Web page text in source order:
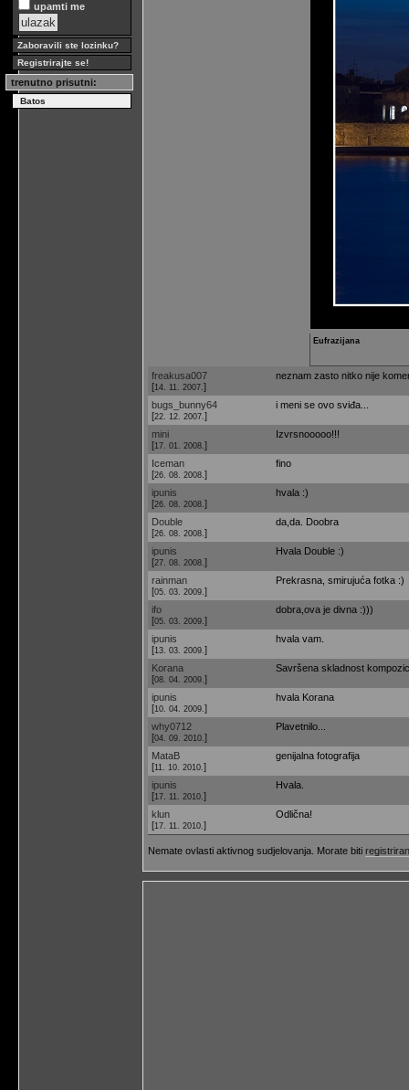
upamti me
Zaboravili ste lozinku?
Registrirajte se!
trenutno prisutni:
Batos
Eufrazijana
freakusa007
[14. 11. 2007. ]
neznam zasto nitko nije
bugs_bunny64
[22. 12. 2007. ]
i meni se ovo sviđa...
mini
[17. 01. 2008. ]
Izvrsnooooo!!!
Iceman
[26. 08. 2008. ]
fino
ipunis
[26. 08. 2008. ]
hvala :)
Double
[26. 08. 2008. ]
da,da. Doobra
ipunis
[27. 08. 2008. ]
Hvala Double :)
rainman
[05. 03. 2009. ]
Prekrasna, smirujuća fotka :)
ifo
[05. 03. 2009. ]
dobra,ova je divna :)))
ipunis
[13. 03. 2009. ]
hvala vam.
Korana
[08. 04. 2009. ]
Savršena skladnost
ipunis
[10. 04. 2009. ]
hvala Korana
why0712
[04. 09. 2010. ]
Plavetnilo...
MataB
[11. 10. 2010. ]
genijalna fotografija
ipunis
[17. 11. 2010. ]
Hvala.
klun
[17. 11. 2010. ]
Odlična!
Nemate ovlasti aktivnog sudjelovanja. Morate biti